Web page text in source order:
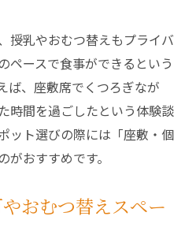
授乳やおむつ替えもプライバ
ペースで食事ができるという
ば、座敷席でくつろぎなが
時間を過ごしたという体験談
ット選びの際には「座敷・個
おすすめです。
おむつ替えスペー